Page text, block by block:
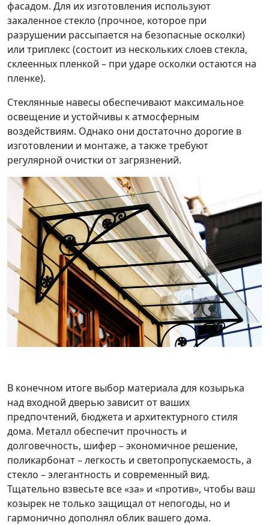
фасадом. Для их изготовления используют
закаленное стекло (прочное, которое при
разрушении рассыпается на безопасные осколки)
или триплекс (состоит из нескольких слоев стекла,
склеенных пленкой – при ударе осколки остаются на
пленке).
Стеклянные навесы обеспечивают максимальное
освещение и устойчивы к атмосферным
воздействиям. Однако они достаточно дорогие в
изготовлении и монтаже, а также требуют
регулярной очистки от загрязнений.
В конечном итоге выбор материала для козырька
над входной дверью зависит от ваших
предпочтений, бюджета и архитектурного стиля
дома. Металл обеспечит прочность и
долговечность, шифер – экономичное решение,
поликарбонат – легкость и светопропускаемость, а
стекло – элегантность и современный вид.
Тщательно взвесьте все «за» и «против», чтобы ваш
козырек не только защищал от непогоды, но и
гармонично дополнял облик вашего дома.